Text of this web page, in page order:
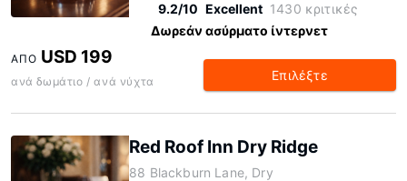
9.2/10 Excellent 1430 κριτικές
Δωρεάν ασύρματο ίντερνετ
ΑΠΌ USD 199
ανά δωμάτιο / ανά νύχτα Επιλέξτε
Red Roof Inn Dry Ridge
88 Blackburn Lane, Dry